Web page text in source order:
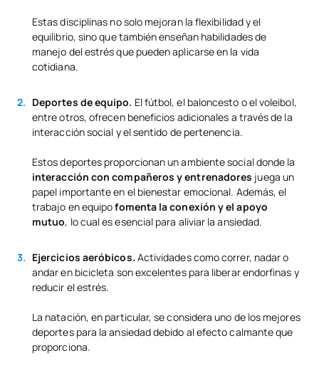
Estas disciplinas no solo mejoran la flexibilidad y el
equilibrio, sino que también enseñan habilidades de
manejo del estrés que pueden aplicarse en la vida
cotidiana.
Deportes de equipo. El fútbol, el baloncesto o el voleibol,
entre otros, ofrecen beneficios adicionales a través de la
interacción social y el sentido de pertenencia.
Estos deportes proporcionan un ambiente social donde la
interacción con compañeros y entrenadores juega un
papel importante en el bienestar emocional. Además, el
trabajo en equipofomenta la conexión y el apoyo
mutuo, lo cual es esencial para aliviar la ansiedad.
Ejercicios aeróbicos. Actividades como correr, nadar o
andar en bicicleta son excelentes para liberar endorfinas y
reducir el estrés.
La natación, en particular, se considera uno de los mejores
deportes para la ansiedad debido al efecto calmante que
proporciona.